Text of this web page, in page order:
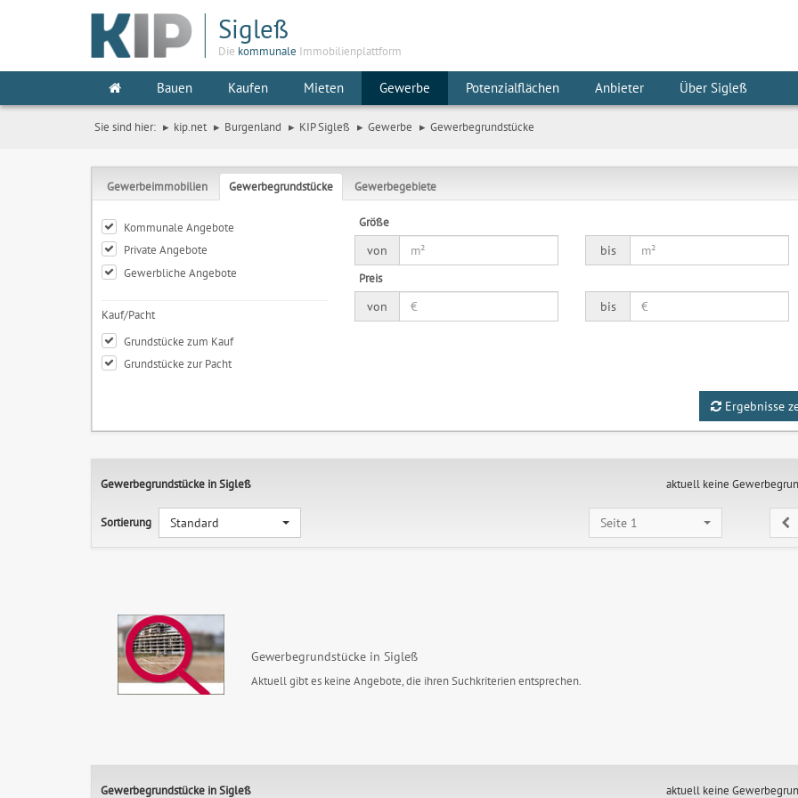
Sigleß
Die kommunale Immobilienplattform
Bauen Kaufen Mieten Gewerbe Potenzialflächen Anbieter Über Sigleß
Sie sind hier: kip.net Burgenland KIP Sigleß Gewerbe Gewerbegrundstücke
Gewerbeimmobilien Gewerbegrundstücke Gewerbegebiete
Kommunale Angebote
Private Angebote
Gewerbliche Angebote
Kauf/Pacht
Grundstücke zum Kauf
Grundstücke zur Pacht
Größe
von
bis
Preis
von
bis
Ergebnisse
Gewerbegrundstücke in Sigleß
Sortierung Standard
aktuell keine
Seite 1
Gewerbegrundstücke in Sigleß
Aktuell gibt es keine Angebote, die ihren Suchkriterien entsprechen.
Gewerbegrundstücke in Sigleß aktuell keine